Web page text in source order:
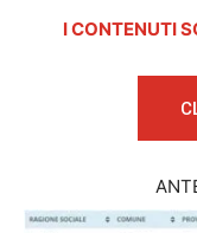
I CONTENUTI